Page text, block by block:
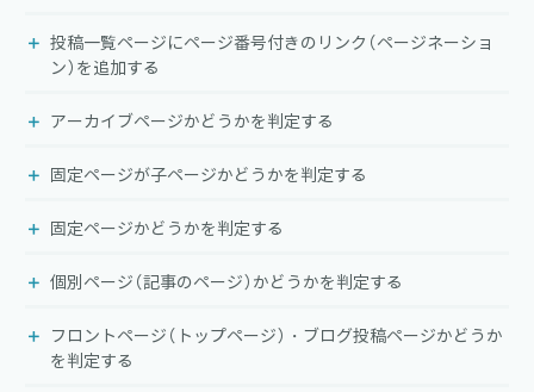
投稿一覧ページにページ番号付きのリンク（ページネーショ
ン）を追加する
アーカイブページかどうかを判定する
固定ページが子ページかどうかを判定する
固定ページかどうかを判定する
個別ページ（記事のページ）かどうかを判定する
フロントページ（トップページ）・ブログ投稿ページかどうか
を判定する